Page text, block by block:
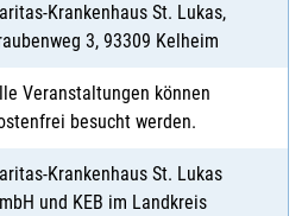
Krankenhaus St. Lukas,
3, 93309 Kelheim
Veranstaltungen können
besucht werden.
Krankenhaus St. Lukas
und KEB im Landkreis